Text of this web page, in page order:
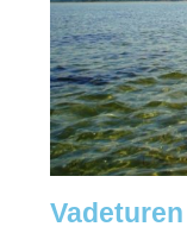
Vadeturen